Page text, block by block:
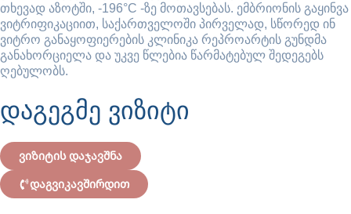
თხევად აზოტში, -196°C -ზე მოთავსებას. ემბრიონის გაყინვა
ვიტრიფიკაციით, საქართველოში პირველად, სწორედ ინ
ვიტრო განაყოფიერების კლინიკა რეპროარტის გუნდმა
განახორციელა და უკვე წლებია წარმატებულ შედეგებს
ღებულობს.
დაგეგმე ვიზიტი
ვიზიტის დაჯავშნა
დაგვიკავშირდით